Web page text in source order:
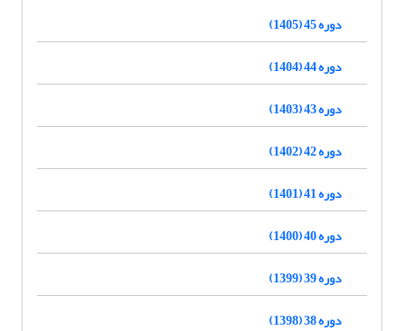
دوره 45 (1405)
دوره 44 (1404)
دوره 43 (1403)
دوره 42 (1402)
دوره 41 (1401)
دوره 40 (1400)
دوره 39 (1399)
دوره 38 (1398)